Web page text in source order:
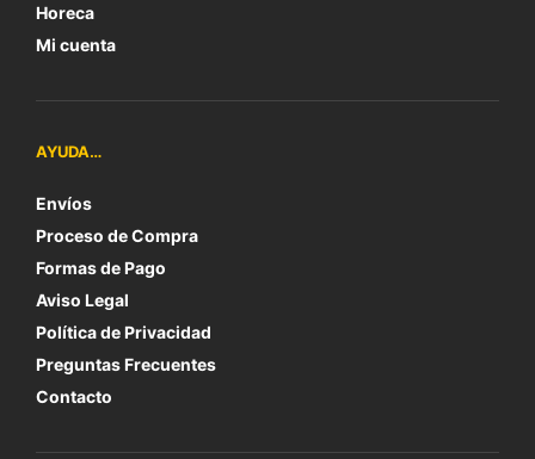
Horeca
Mi cuenta
AYUDA…
Envíos
Proceso de Compra
Formas de Pago
Aviso Legal
Política de Privacidad
Preguntas Frecuentes
Contacto